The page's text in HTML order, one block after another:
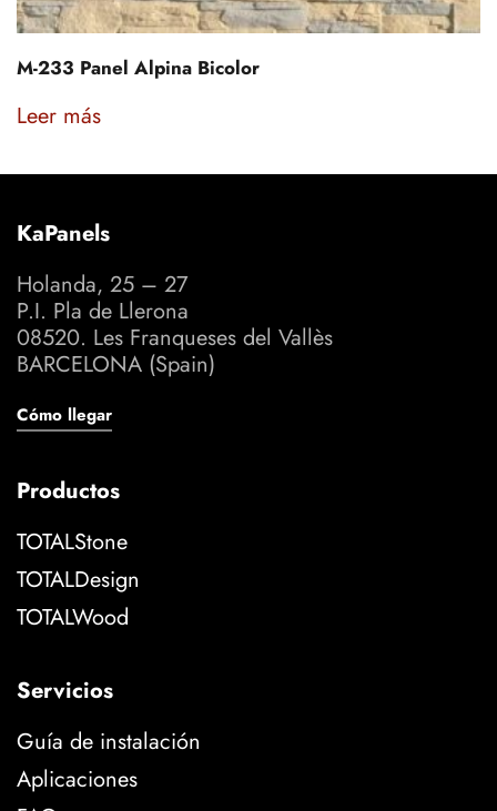
M-233 Panel Alpina Bicolor
Leer más
KaPanels
Holanda, 25 – 27
P.I. Pla de Llerona
08520. Les Franqueses del Vallès
BARCELONA (Spain)
Cómo llegar
Productos
TOTALStone
TOTALDesign
TOTALWood
Servicios
Guía de instalación
Aplicaciones